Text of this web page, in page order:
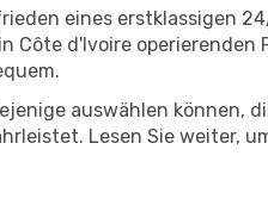
eines erstklassigen
Côte d'Ivoire operierenden
auswählen können,
Lesen Sie weiter,